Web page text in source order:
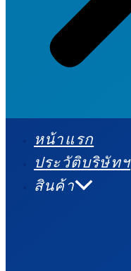
หน้าแรก
ประวัติบริษัทฯ
สินค้า